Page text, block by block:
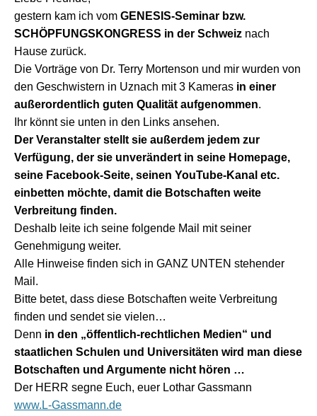
gestern kam ich vom GENESIS-Seminar bzw.
SCHÖPFUNGSKONGRESS in der Schweiz nach
Hause zurück.
Die Vorträge von Dr. Terry Mortenson und mir wurden von
den Geschwistern in Uznach mit 3 Kameras in einer
außerordentlich guten Qualität aufgenommen.
Ihr könnt sie unten in den Links ansehen.
Der Veranstalter stellt sie außerdem jedem zur
Verfügung, der sie unverändert in seine Homepage,
seine Facebook-Seite, seinen YouTube-Kanal etc.
einbetten möchte, damit die Botschaften weite
Verbreitung finden.
Deshalb leite ich seine folgende Mail mit seiner
Genehmigung weiter.
Alle Hinweise finden sich in GANZ UNTEN stehender
Mail.
Bitte betet, dass diese Botschaften weite Verbreitung
finden und sendet sie vielen…
Denn in den „öffentlich-rechtlichen Medien“ und
staatlichen Schulen und Universitäten wird man diese
Botschaften und Argumente nicht hören …
Der HERR segne Euch, euer Lothar Gassmann
www.L-Gassmann.de